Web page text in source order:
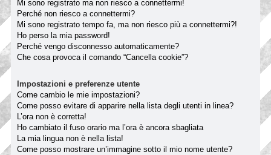
Mi sono registrato ma non riesco a connettermi!
Perché non riesco a connettermi?
Mi sono registrato tempo fa, ma non riesco più a connettermi?!
Ho perso la mia password!
Perché vengo disconnesso automaticamente?
Che cosa provoca il comando “Cancella cookie”?
Impostazioni e preferenze utente
Come cambio le mie impostazioni?
Come posso evitare di apparire nella lista degli utenti in linea?
L’ora non è corretta!
Ho cambiato il fuso orario ma l’ora è ancora sbagliata
La mia lingua non è nella lista!
Come posso mostrare un’immagine sotto il mio nome utente?